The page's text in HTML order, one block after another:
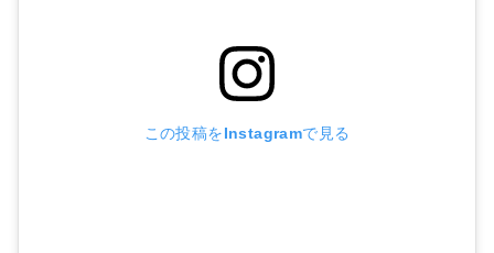
この投稿をInstagramで見る